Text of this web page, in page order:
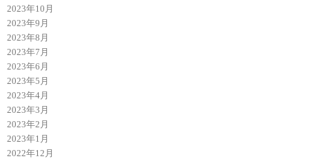
2023年10月
2023年9月
2023年8月
2023年7月
2023年6月
2023年5月
2023年4月
2023年3月
2023年2月
2023年1月
2022年12月